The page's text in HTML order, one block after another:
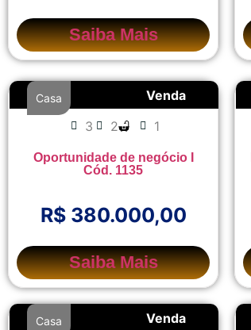
Saiba Mais
Venda
Casa
3 2 1
Oportunidade de negócio I
Cód. 1135
R$ 380.000,00
Saiba Mais
Venda
Casa